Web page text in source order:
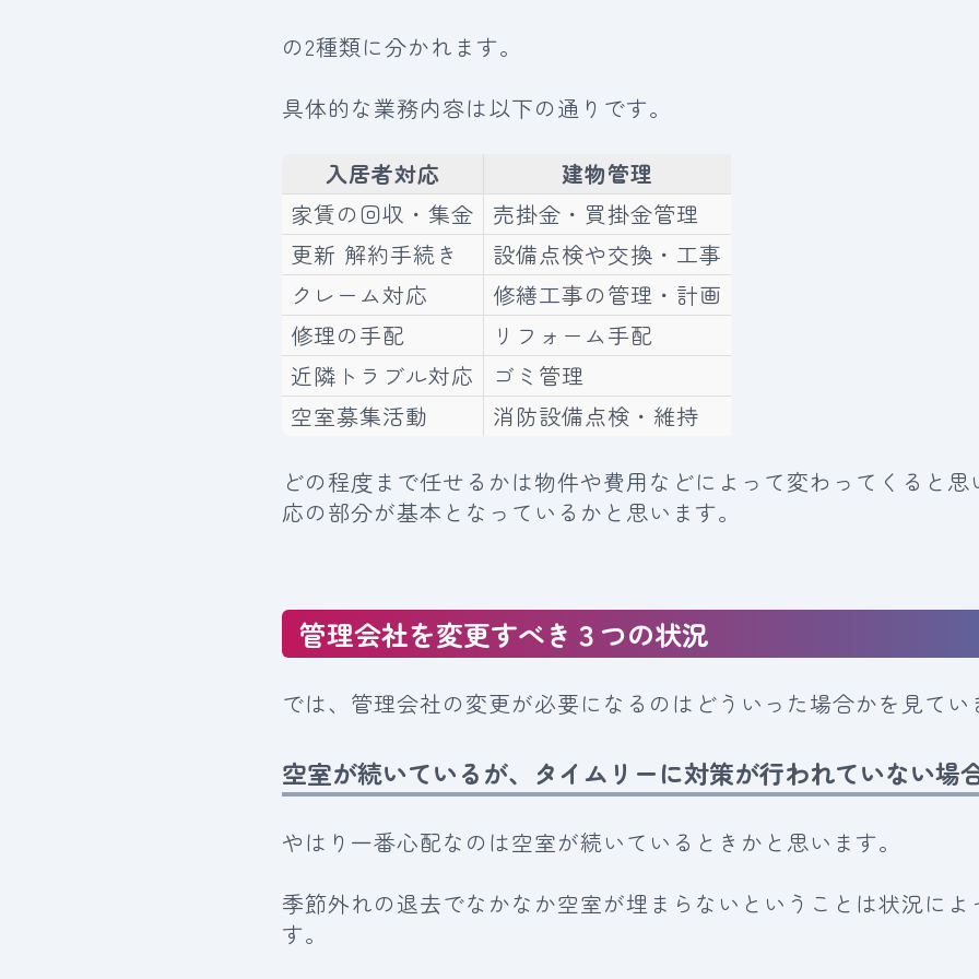
の2種類に分かれます。
具体的な業務内容は以下の通りです。
入居者対応
建物管理
家賃の回収・集金
売掛金・買掛金管理
更新 解約手続き
設備点検や交換・工事
クレーム対応
修繕工事の管理・計画
修理の手配
リフォーム手配
近隣トラブル対応
ゴミ管理
空室募集活動
消防設備点検・維持
どの程度まで任せるかは物件や費用などによって変わってくると
応の部分が基本となっているかと思います。
管理会社を変更すべき３つの状況
では、管理会社の変更が必要になるのはどういった場合かを見てい
空室が続いているが、タイムリーに対策が行われていない場
やはり一番心配なのは空室が続いているときかと思います。
季節外れの退去でなかなか空室が埋まらないということは状況によ
す。